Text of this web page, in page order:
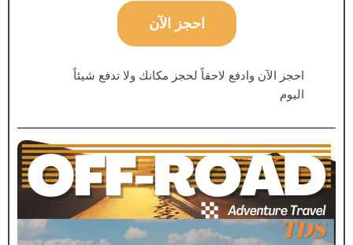
احجز الآن
احجز الآن وادفع لاحقاً لحجز مكانك ولا تدفع شيئاً
اليوم